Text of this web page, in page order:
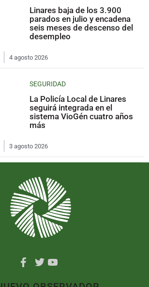
Linares baja de los 3.900
parados en julio y encadena
seis meses de descenso del
desempleo
4 agosto 2026
SEGURIDAD
La Policía Local de Linares
seguirá integrada en el
sistema VioGén cuatro años
más
3 agosto 2026